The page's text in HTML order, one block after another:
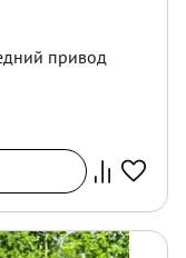
привод